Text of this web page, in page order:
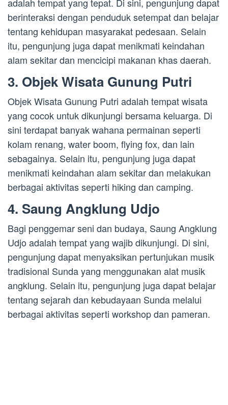
adalah tempat yang tepat. Di sini, pengunjung dapat
berinteraksi dengan penduduk setempat dan belajar
tentang kehidupan masyarakat pedesaan. Selain
itu, pengunjung juga dapat menikmati keindahan
alam sekitar dan mencicipi makanan khas daerah.
3. Objek Wisata Gunung Putri
Objek Wisata Gunung Putri adalah tempat wisata
yang cocok untuk dikunjungi bersama keluarga. Di
sini terdapat banyak wahana permainan seperti
kolam renang, water boom, flying fox, dan lain
sebagainya. Selain itu, pengunjung juga dapat
menikmati keindahan alam sekitar dan melakukan
berbagai aktivitas seperti hiking dan camping.
4. Saung Angklung Udjo
Bagi penggemar seni dan budaya, Saung Angklung
Udjo adalah tempat yang wajib dikunjungi. Di sini,
pengunjung dapat menyaksikan pertunjukan musik
tradisional Sunda yang menggunakan alat musik
angklung. Selain itu, pengunjung juga dapat belajar
tentang sejarah dan kebudayaan Sunda melalui
berbagai aktivitas seperti workshop dan pameran.